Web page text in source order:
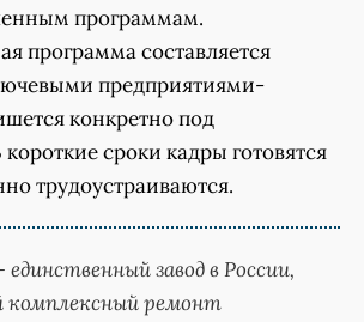
программам.
программа составляется
предприятиями-
конкретно под
сроки кадры готовятся
трудоустраиваются.
завод в России,
ремонт